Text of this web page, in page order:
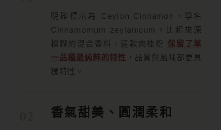
明確標示為 Ceylon Cinnamon，學名
Cinnamomum zeylanicum。比起來源
模糊的混合香料，這款肉桂粉 保留了單
一品種最純粹的特性 ，品質與風味都更具
獨特性。
香氣甜美、圓潤柔和